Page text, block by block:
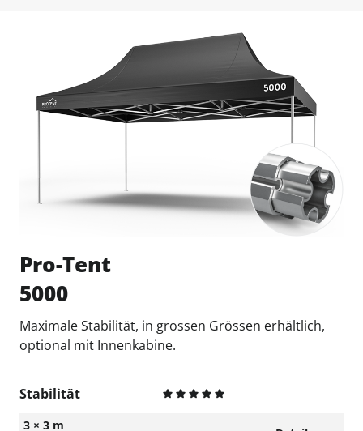
Pro-Tent
5000
Maximale Stabilität, in grossen Grössen erhältlich,
optional mit Innenkabine.
Stabilität
3 × 3 m